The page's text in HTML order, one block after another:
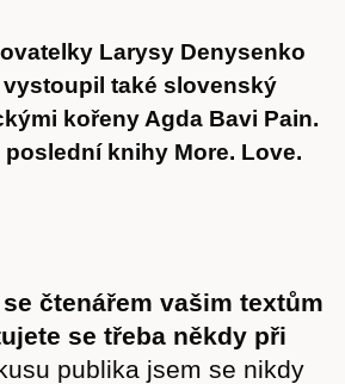
Larysy Denysenko
také slovenský
kořeny Agda Bavi Pain.
knihy More. Love.
čtenářem vašim textům
se třeba někdy při
publika jsem se nikdy